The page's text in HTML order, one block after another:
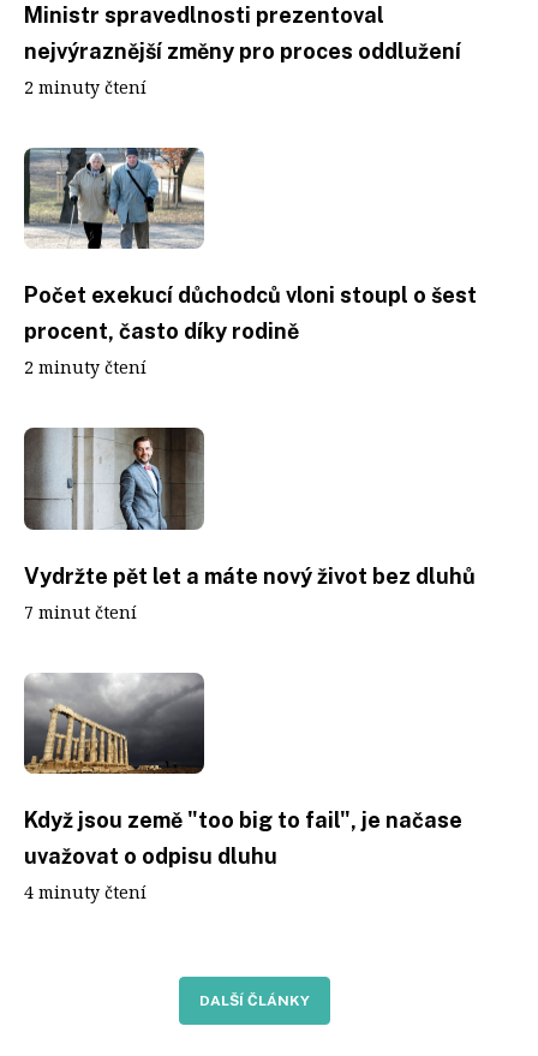
Ministr spravedlnosti prezentoval
nejvýraznější změny pro proces oddlužení
2 minuty čtení
Počet exekucí důchodců vloni stoupl o šest
procent, často díky rodině
2 minuty čtení
Vydržte pět let a máte nový život bez dluhů
7 minut čtení
Když jsou země "too big to fail", je načase
uvažovat o odpisu dluhu
4 minuty čtení
DALŠÍ ČLÁNKY